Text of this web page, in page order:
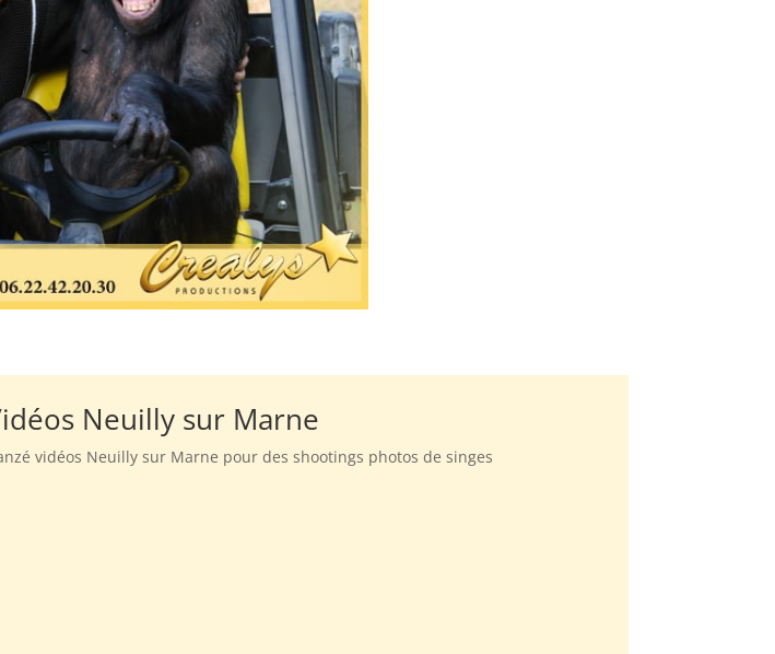
Neuilly sur Marne
vidéos Neuilly sur Marne pour des shootings photos de singes